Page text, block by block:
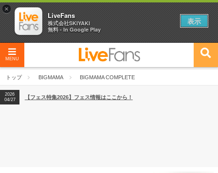
MENU
トップ BIGMAMA BIGMAMA COMPLETE
2026
04/27
2026
【ライブ動員ランキング】2026年上半期編発表！
2026
04/27
【フェス特集2026】フェス情報はここから！
×
LiveFans
株式会社SKIYAKI
無料 - In Google Play
表示